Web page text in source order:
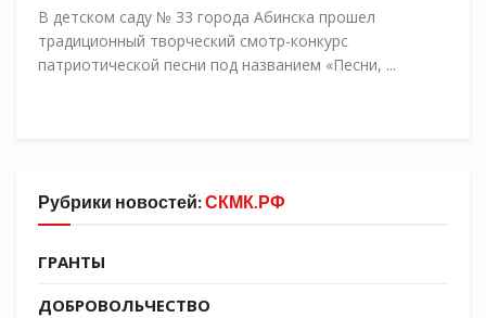
В детском саду № 33 города Абинска прошел
традиционный творческий смотр-конкурс
патриотической песни под названием «Песни, ...
Рубрики новостей:СКМК.РФ
ГРАНТЫ
ДОБРОВОЛЬЧЕСТВО